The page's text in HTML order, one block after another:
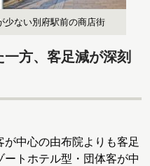
少ない別府駅前の商店街
方、客足減が深刻
中心の由布院よりも客足
トホテル型・団体客が中